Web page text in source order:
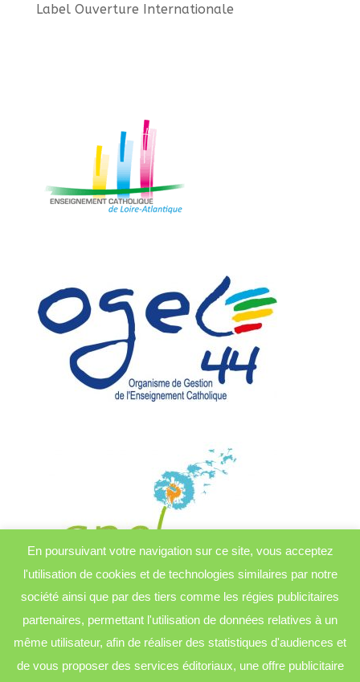
Label Ouverture Internationale
En poursuivant votre navigation sur ce site, vous acceptez
l'utilisation de cookies et de technologies similaires par notre
société ainsi que par des tiers comme les régies publicitaires
partenaires, permettant l'utilisation de données relatives à un
même utilisateur, afin de réaliser des statistiques d'audiences et
de vous proposer des services éditoriaux, une offre publicitaire